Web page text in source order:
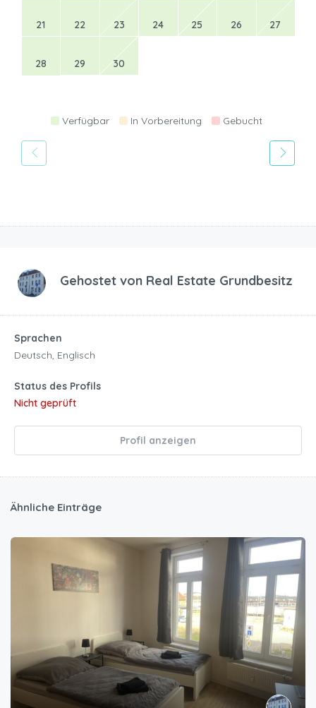
21 22 23 24 25 26 27
28 29 30
Verfügbar In Vorbereitung Gebucht
Gehostet von Real Estate Grundbesitz
Sprachen
Deutsch, Englisch
Status des Profils
Nicht geprüft
Profil anzeigen
Ähnliche Einträge